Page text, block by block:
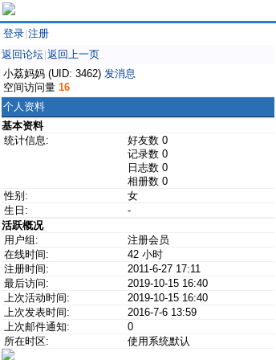
登录 注册
返回论坛 返回上一页
小荔妈妈 (UID: 3462) 发消息
空间访问量 16
个人资料
基本资料
统计信息:
好友数 0
记录数 0
日志数 0
相册数 0
性别:
女
生日:
-
活跃概况
用户组:
注册会员
在线时间:
42 小时
注册时间:
2011-6-27 17:11
最后访问:
2019-10-15 16:40
上次活动时间:
2019-10-15 16:40
上次发表时间:
2016-7-6 13:59
上次邮件通知:
0
所在时区:
使用系统默认